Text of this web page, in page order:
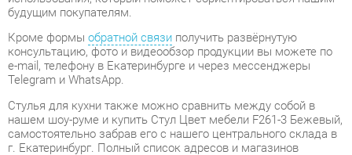
Стулья для кухни также можно сравнить между собой в
нашем шоу-руме и купить Стул Цвет мебели F261-3 Бежевый,
самостоятельно забрав его с нашего центрального склада в
г. Екатеринбург. Полный список адресов и магазинов
смотрите на страницеконтактов.
Материал
Искусственная кожа
Цвет
Бежевый